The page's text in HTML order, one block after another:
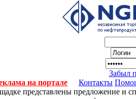
Забыл
на портале
Контакты
представлены предложение и